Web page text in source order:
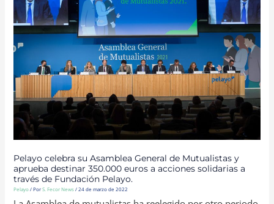
Pelayo celebra su Asamblea General de Mutualistas y
aprueba destinar 350.000 euros a acciones solidarias a
través de Fundación Pelayo.
Pelayo/ PorS. Fecor News/24 de marzo de 2022
GENERAL
DE
MUTUALISTAS
Y
APRUEBA
DESTINAR
EUROS
A
ACCIONES
SOLIDARIAS
TRAVÉS
DE
FUNDACIÓN
PELAYO.